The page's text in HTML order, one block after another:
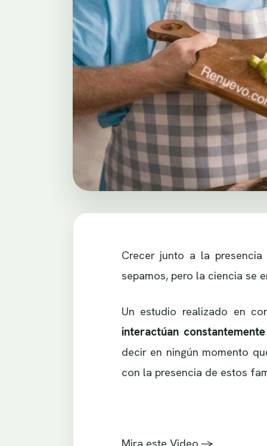
Crecer junto a la
sepamos, pero la ciencia se
Un estudio realizado en
interactúan
decir en ningún momento
con la presencia de estos